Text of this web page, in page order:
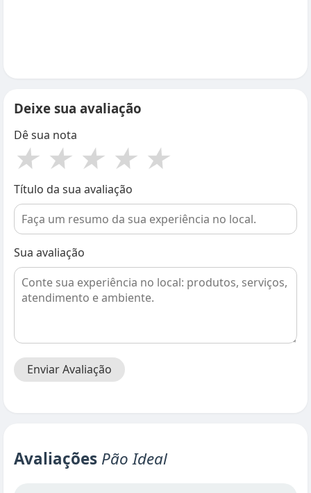
Deixe sua avaliação
Dê sua nota
★ ★ ★ ★ ★
Título da sua avaliação
Sua avaliação
Enviar Avaliação
Avaliações Pão Ideal